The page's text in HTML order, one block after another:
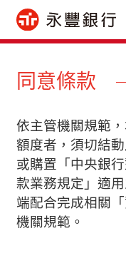
同意條款
依主管機關規範
額度者，須切結
或購置「中央銀
款業務規定」適
端配合完成相關
機關規範。